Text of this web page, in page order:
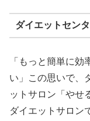
ダイエットセン
「もっと簡単に
い」この思いで、
ットサロン「やせ
ダイエットサロン